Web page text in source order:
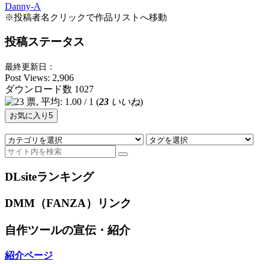
Danny-A
※投稿者名クリックで作品リストへ移動
投稿ステータス
最終更新日：
Post Views: 2,906
ダウンロード数 1027
(23 いいね)
お気に入り 5
DLsiteランキング
DMM（FANZA）リンク
自作ツールの宣伝・紹介
紹介ページ